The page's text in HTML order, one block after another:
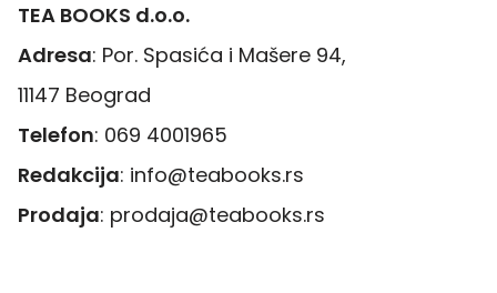
TEA BOOKS d.o.o.
Adresa: Por. Spasića i Mašere 94,
11147 Beograd
Telefon: 069 4001965
Redakcija: info@teabooks.rs
Prodaja: prodaja@teabooks.rs